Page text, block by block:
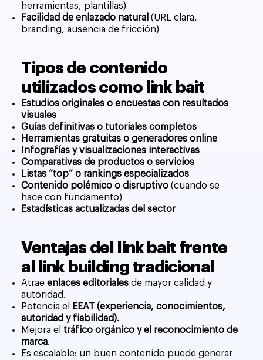
herramientas, plantillas)
Facilidad de enlazado natural (URL clara,
branding, ausencia de fricción)
Tipos de contenido
utilizados como link bait
Estudios originales o encuestas con resultados
visuales
Guías definitivas o tutoriales completos
Herramientas gratuitas o generadores online
Infografías y visualizaciones interactivas
Comparativas de productos o servicios
Listas “top” o rankings especializados
Contenido polémico o disruptivo (cuando se
hace con fundamento)
Estadísticas actualizadas del sector
Ventajas del link bait frente
al link building tradicional
Atraeenlaces editoriales de mayor calidad y
autoridad.
Potencia el
EEAT (experiencia, conocimientos,
autoridad y fiabilidad).
Mejora el tráfico orgánico y el reconocimiento de
marca.
Es escalable: un buen contenido puede generar